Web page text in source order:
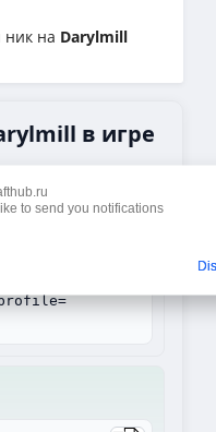
на Darylmill
в игре
to send you notifications